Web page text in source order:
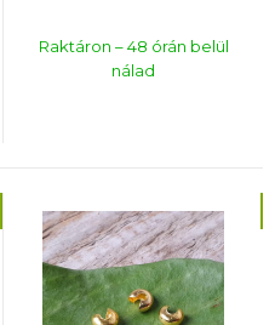
Raktáron – 48 órán belül
nálad